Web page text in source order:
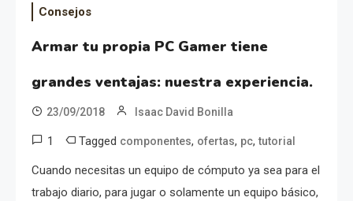
Consejos
Armar tu propia PC Gamer tiene
grandes ventajas: nuestra experiencia.
23/09/2018 Isaac David Bonilla
1 Tagged componentes, ofertas, pc,tutorial
Cuando necesitas un equipo de cómputo ya sea para el
trabajo diario, para jugar o solamente un equipo básico,